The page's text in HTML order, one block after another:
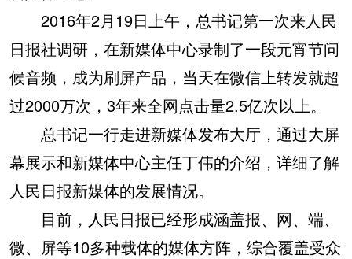
2016年2月19日上午，总书记第一次来人民
日报社调研，在新媒体中心录制了一段元宵节问
候音频，成为刷屏产品，当天在微信上转发就超
过2000万次，3年来全网点击量2.5亿次以上。
总书记一行走进新媒体发布大厅，通过大屏
幕展示和新媒体中心主任丁伟的介绍，详细了解
人民日报新媒体的发展情况。
目前，人民日报已经形成涵盖报、网、端、
微、屏等10多种载体的媒体方阵，综合覆盖受众